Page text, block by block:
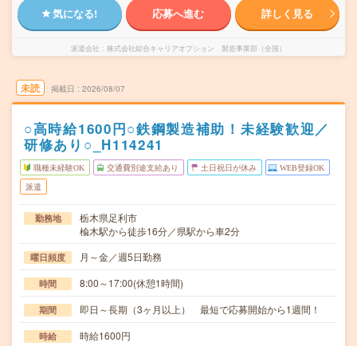
気になる! 応募へ進む 詳しく見る
派遣会社 株式会社綜合キャリアオプション 製造事業部（全国）
未読 掲載日 2026/08/07
○高時給1600円○鉄鋼製造補助！未経験歓迎／
研修あり○_H114241
職種未経験OK 交通費別途支給あり 土日祝日が休み WEB登録OK
派遣
勤務地
栃木県足利市
楡木駅から徒歩16分／県駅から車2分
曜日頻度 月～金／週5日勤務
時間 8:00～17:00(休憩1時間)
期間 即日～長期（3ヶ月以上） 最短で応募開始から1週間！
時給 時給1600円